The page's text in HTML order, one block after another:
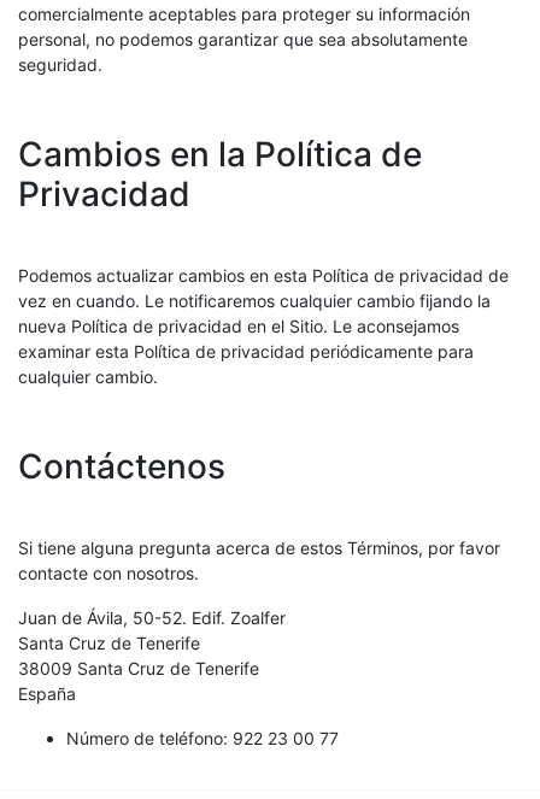
comercialmente aceptables para proteger su información
personal, no podemos garantizar que sea absolutamente
seguridad.
Cambios en la Política de
Privacidad
Podemos actualizar cambios en esta Política de privacidad de
vez en cuando. Le notificaremos cualquier cambio fijando la
nueva Política de privacidad en el Sitio. Le aconsejamos
examinar esta Política de privacidad periódicamente para
cualquier cambio.
Contáctenos
Si tiene alguna pregunta acerca de estos Términos, por favor
contacte con nosotros.
Juan de Ávila, 50-52. Edif. Zoalfer
Santa Cruz de Tenerife
38009 Santa Cruz de Tenerife
España
Número de teléfono: 922 23 00 77